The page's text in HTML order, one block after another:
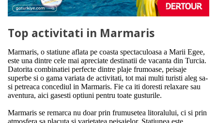
Top activitati in Marmaris
Marmaris, o statiune aflata pe coasta spectaculoasa a Marii Egee,
este una dintre cele mai apreciate destinatii de vacanta din Turcia.
Datorita combinatiei perfecte dintre plaje frumoase, peisaje
superbe si o gama variata de activitati, tot mai multi turisti aleg sa-
si petreaca concediul in Marmaris. Fie ca iti doresti relaxare sau
aventura, aici gasesti optiuni pentru toate gusturile.
Marmaris se remarca nu doar prin frumusetea litoralului, ci si prin
atmosfera sa placuta si varietatea peisajelor. Statiunea este